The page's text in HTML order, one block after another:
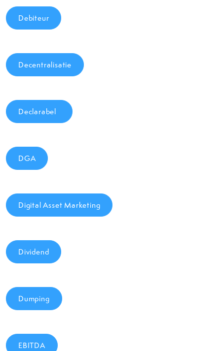
Debiteur
Decentralisatie
Declarabel
DGA
Digital Asset Marketing
Dividend
Dumping
EBITDA